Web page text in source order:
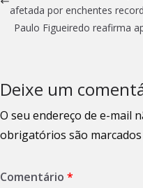
afetada por enchentes
Paulo Figueiredo reafirma
Deixe um
O seu endereço de e-mail
obrigatórios são marcados
Comentário *